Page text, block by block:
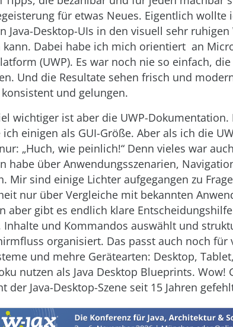
für etwas Neues. Eigentlich wollte
Java-Desktop-UIs in den visuell sehr ruhigen
Dabei habe ich mich orientiert an
(UWP). Es war noch nie so einfach,
Und die Resultate sehen frisch und
und gelungen.
wichtiger ist aber die UWP-Dokumentation.
ich einigen als GUI-Größe. Aber als ich die
„Huch, wie peinlich!“ Denn vieles war
habe über Anwendungsszenarien,
Mir sind einige Lichter aufgegangen zu
nur über Vergleiche mit bekannten
aber gibt es endlich klare
Inhalte und Kommandos auswählt und
organisiert. Das passt auch noch für
und mehre Gerätearten: Desktop,
nutzen als Java Desktop Blueprints. Wow!
der Java-Desktop-Szene seit 15 Jahren